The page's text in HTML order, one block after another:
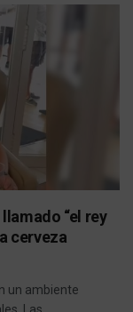
“el rey
cerveza
un ambiente
Las...